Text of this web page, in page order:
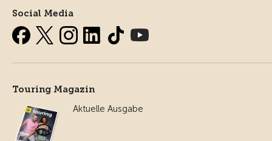
Social Media
Touring Magazin
Aktuelle Ausgabe